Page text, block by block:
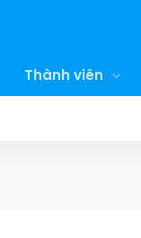
Thành viên